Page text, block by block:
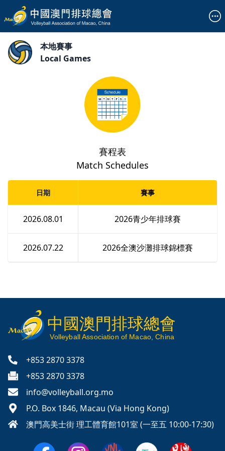
本地賽事
Local Games
賽程表
Match Schedules
日期 賽事
2026.08.01 2026青少年排球賽
2026.07.22 2026全澳沙灘排球錦標賽
中國澳門排球總會
Volleyball Association of Macao, China
+853 2870 3378
+853 2870 3378
info@volleyball.org.mo
P.O. Box 1846, Macau (Via Hong Kong)
澳門高美士街 理工體育館101室 (一至五 10:00-17:30)